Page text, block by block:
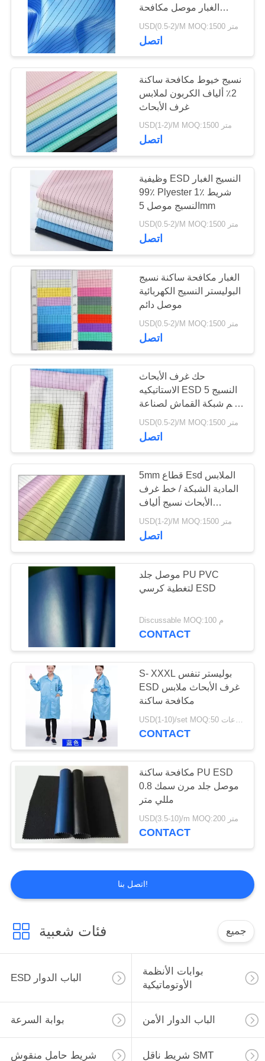
شريط حامل منقوش
شريط ناقل SMT
31
حاويات ESD الآمنة
16
صندوق تغليف نفطة
23
منتجات غرف الأبحاث
33
أنبوب ESD
32
منتجات البيئة والتنمية
المستدامة
نسيج ESD
13
الغبار موصل مكافحة
ساكنة نمط نسيج قطني
طويل
USD(0.5-2)/M MOQ:1500 متر
اتصل
نسيج خيوط مكافحة ساكنة
2٪ ألياف الكربون لملابس
غرف الأبحاث
USD(1-2)/M MOQ:1500 متر
اتصل
وظيفية ESD النسيج الغبار
99٪ Plyester 1٪ شريط
النسيج موصل 5mm
USD(0.5-2)/M MOQ:1500 متر
اتصل
الغبار مكافحة ساكنة نسيج
البوليستر النسيج الكهربائية
موصل دائم
USD(0.5-2)/M MOQ:1500 متر
اتصل
حك غرف الأبحاث
الاستاتيكيه ESD النسيج 5
مم شبكة القماش لصناعة
Wokerwear
USD(0.5-2)/M MOQ:1500 متر
اتصل
5mm قطاع Esd الملابس
المادية الشبكة / خط غرف
الأبحاث نسيج ألياف
الكربون
USD(1-2)/M MOQ:1500 متر
اتصل
موصل جلد PU PVC
لتغطية كرسي ESD
Discussable MOQ:100 م
CONTACT
S- XXXL بوليستر تنفس
ESD غرف الأبحاث ملابس
مكافحة ساكنة
CONTACT
مكافحة ساكنة PU ESD
موصل جلد مرن سمك 0.8
مللي متر
USD(3.5-10)/m MOQ:200 متر
CONTACT
اتصل بنا!
فئات شعبية جميع
ESD الباب الدوار
بوابات الأنظمة
الأوتوماتيكية
بوابة السرعة الباب الدوار الأمن
شريط حامل منقوش شريط ناقل SMT